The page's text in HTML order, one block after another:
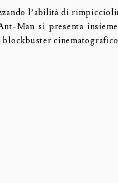
l’abilità di
Man si presenta